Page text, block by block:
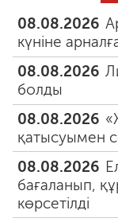
08.08.2026
күніне
08.08.2026
болды
08.08.2026
қатысуымен
08.08.2026
бағаланып,
көрсетілді